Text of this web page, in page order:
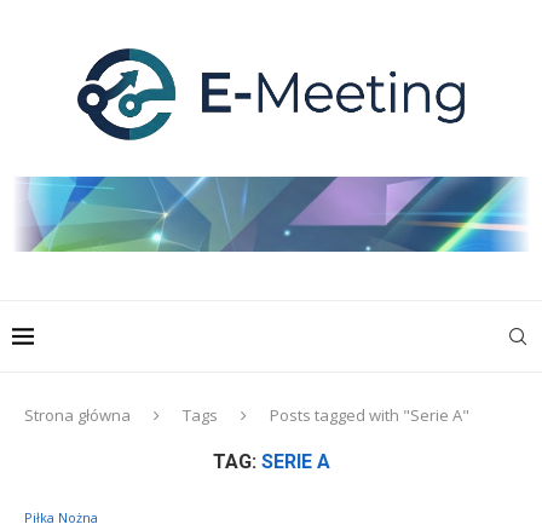
Strona główna Tags Posts tagged with "Serie A"
TAG: SERIE A
Piłka Nożna